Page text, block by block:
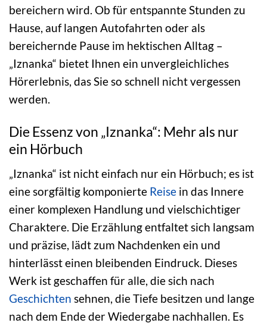
bereichern wird. Ob für entspannte Stunden zu
Hause, auf langen Autofahrten oder als
bereichernde Pause im hektischen Alltag –
„Iznanka“ bietet Ihnen ein unvergleichliches
Hörerlebnis, das Sie so schnell nicht vergessen
werden.
Die Essenz von „Iznanka“: Mehr als nur
ein Hörbuch
„Iznanka“ ist nicht einfach nur ein Hörbuch; es ist
eine sorgfältig komponierte Reise in das Innere
einer komplexen Handlung und vielschichtiger
Charaktere. Die Erzählung entfaltet sich langsam
und präzise, lädt zum Nachdenken ein und
hinterlässt einen bleibenden Eindruck. Dieses
Werk ist geschaffen für alle, die sich nach
Geschichten sehnen, die Tiefe besitzen und lange
nach dem Ende der Wiedergabe nachhallen. Es